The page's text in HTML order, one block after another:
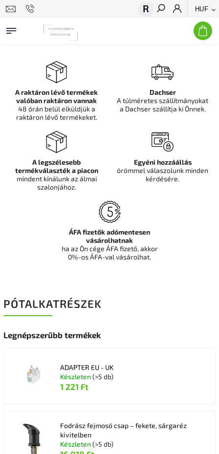
HUF
Keresés
PÓTALKATRÉSZEK
Legnépszerűbb termékek
ADAPTER EU - UK
Készleten (>5 db)
1 221 Ft
Fodrász fejmosó csap – fekete, sárgaréz
kivitelben
Készleten (>5 db)
A raktáron lévő termékek
valóban raktáron vannak
48 órán belül elküldjük a
raktáron lévő termékeket.
Dachser
A túlméretes szállítmányokat
a Dachser szállítja ki Önnek.
A legszélesebb
termékválaszték a piacon
mindent kínálunk az álmai
szalonjához.
Egyéni hozzáállás
örömmel válaszolunk minden
kérdésére.
ÁFA fizetők adómentesen
vásárolhatnak
ha az Ön cége ÁFA fizető, akkor
0%-os ÁFA-val vásárolhat.